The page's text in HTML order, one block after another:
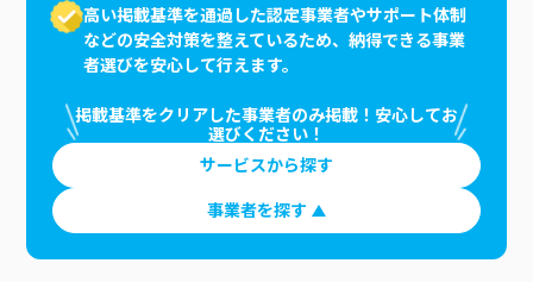
高い掲載基準を通過した認定事業者やサポート体制
などの安全対策を整えているため、納得できる事業
者選びを安心して行えます。
掲載基準をクリアした事業者のみ掲載！安心してお
選びください！
サービスから探す
事業者を探す